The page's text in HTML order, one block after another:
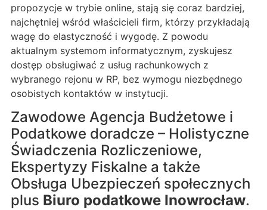
propozycje w trybie online, stają się coraz bardziej,
najchętniej wśród właścicieli firm, którzy przykładają
wagę do elastyczność i wygodę. Z powodu
aktualnym systemom informatycznym, zyskujesz
dostęp obsługiwać z usług rachunkowych z
wybranego rejonu w RP, bez wymogu niezbędnego
osobistych kontaktów w instytucji.
Zawodowe Agencja Budżetowe i
Podatkowe doradcze – Holistyczne
Świadczenia Rozliczeniowe,
Ekspertyzy Fiskalne a także
Obsługa Ubezpieczeń społecznych
plus Biuro podatkowe Inowrocław.